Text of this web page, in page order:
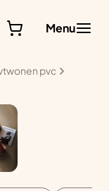
Menu
pvc